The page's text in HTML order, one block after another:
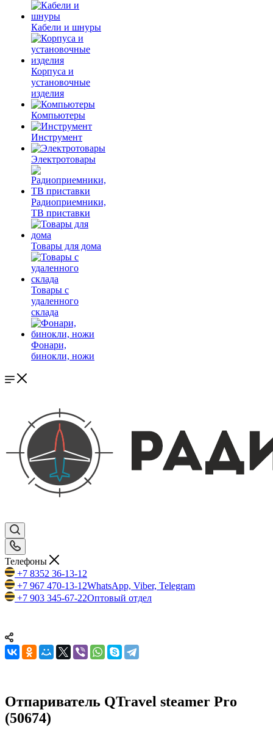
Кабели и шнуры
Корпуса и
установочные
изделия
Компьютеры
Инструмент
Электротовары
Радиоприемники,
ТВ приставки
Товары для дома
Товары с
удаленного
склада
Фонари,
бинокли, ножи
Телефоны
+7 8352 36-13-12
+7 967 470-13-12WhatsApp, Viber, Telegram
+7 903 345-67-22Оптовый отдел
Отпариватель QTravel steamer Pro
(50674)